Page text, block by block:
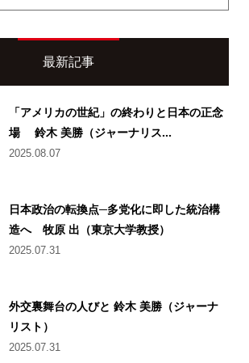
最新記事
「アメリカの世紀」の終わりと日本の正念
場 鈴木 美勝（ジャーナリス...
2025.08.07
日本政治の転換点─多党化に即した統治構
造へ 牧原 出（東京大学教授）
2025.07.31
外交裏舞台の人びと 鈴木 美勝（ジャーナ
リスト）
2025.07.31